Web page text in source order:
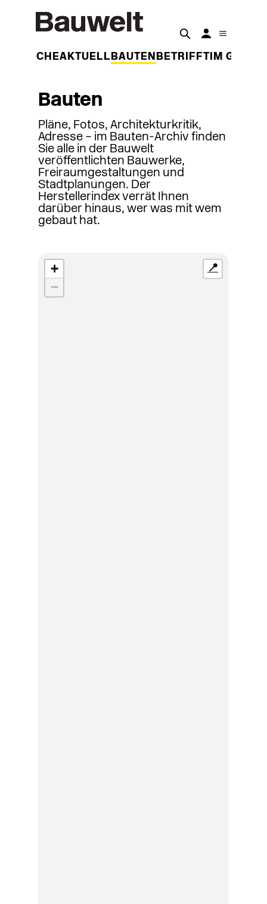
WOCHEAKTUELL BAUTEN BETRIFFT IM
Bauten
Pläne, Fotos, Architekturkritik,
Adresse – im Bauten-Archiv finden
Sie alle in der Bauwelt
veröffentlichten Bauwerke,
Freiraumgestaltungen und
Stadtplanungen. Der
Herstellerindex verrät Ihnen
darüber hinaus, wer was mit wem
gebaut hat.
+
−
📍